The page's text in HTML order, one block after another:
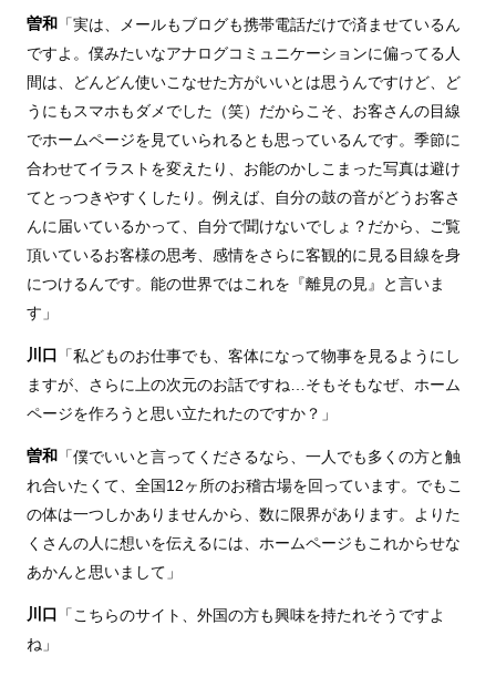
曽和「実は、メールもブログも携帯電話だけで済ませているん
ですよ。僕みたいなアナログコミュニケーションに偏ってる人
間は、どんどん使いこなせた方がいいとは思うんですけど、ど
うにもスマホもダメでした（笑）だからこそ、お客さんの目線
でホームページを見ていられるとも思っているんです。季節に
合わせてイラストを変えたり、お能のかしこまった写真は避け
てとっつきやすくしたり。例えば、自分の鼓の音がどうお客さ
んに届いているかって、自分で聞けないでしょ？だから、ご覧
頂いているお客様の思考、感情をさらに客観的に見る目線を身
につけるんです。能の世界ではこれを『離見の見』と言いま
す」
川口
「私どものお仕事でも、客体になって物事を見るようにし
ますが、さらに上の次元のお話ですね…そもそもなぜ、ホーム
ページを作ろうと思い立たれたのですか？」
曽和「僕でいいと言ってくださるなら、一人でも多くの方と触
れ合いたくて、全国12ヶ所のお稽古場を回っています。でもこ
の体は一つしかありませんから、数に限界があります。よりた
くさんの人に想いを伝えるには、ホームページもこれからせな
あかんと思いまして」
川口
「こちらのサイト、外国の方も興味を持たれそうですよ
ね」